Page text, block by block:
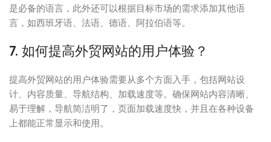
是必备的语言，此外还可以根据目标市场的需求添加其他语
言，如西班牙语、法语、德语、阿拉伯语等。
7. 如何提高外贸网站的用户体验？
提高外贸网站的用户体验需要从多个方面入手，包括网站设
计、内容质量、导航结构、加载速度等。确保网站内容清晰、
易于理解，导航简洁明了，页面加载速度快，并且在各种设备
上都能正常显示和使用。